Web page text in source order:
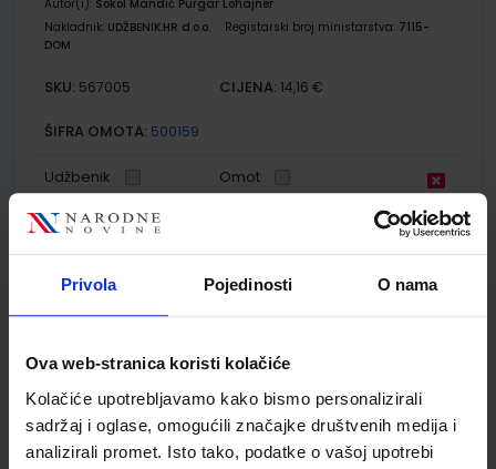
Privola Pojedinosti O nama
Ova web-stranica koristi kolačiće
Kolačiće upotrebljavamo kako bismo personalizirali
sadržaj i oglase, omogućili značajke društvenih medija i
analizirali promet. Isto tako, podatke o vašoj upotrebi
Autor(i): Sokol Mandić Purgar Lohajner
Nakladnik: UDŽBENIK.HR d.o.o. Registarski broj ministarstva: 7115-
DOM
SKU: 567005 CIJENA: 14,16 €
ŠIFRA OMOTA: 500159
Udžbenik Omot
SKU:556066 CIJENA:11,55 €
ŠIFRA OMOTA: 500261
Udžbenik Omot